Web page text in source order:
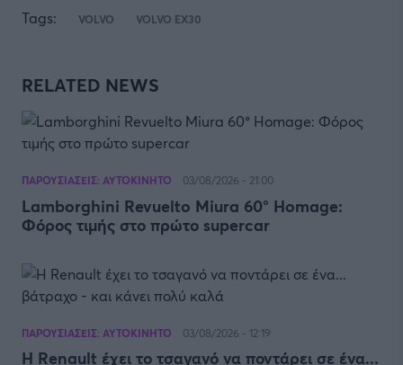
Tags: VOLVO VOLVO EX30
RELATED NEWS
ΠΑΡΟΥΣΙΑΣΕΙΣ: ΑΥΤΟΚΙΝΗΤΟ 03/08/2026 - 21:00
Lamborghini Revuelto Miura 60° Homage:
Φόρος τιμής στο πρώτο supercar
ΠΑΡΟΥΣΙΑΣΕΙΣ: ΑΥΤΟΚΙΝΗΤΟ 03/08/2026 - 12:19
H Renault έχει το τσαγανό να ποντάρει σε ένα...